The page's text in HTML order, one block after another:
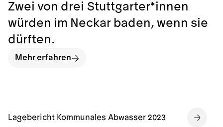
Lagebericht Kommunales Abwasser 2023
Zwei von drei Stuttgarter*innen
würden im Neckar baden, wenn sie
dürften.
Mehr erfahren